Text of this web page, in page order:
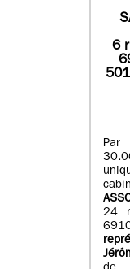
6
24
r